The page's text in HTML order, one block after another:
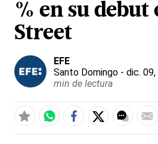
% en su debut
Street
EFE
Santo Domingo - dic.
min de lectura